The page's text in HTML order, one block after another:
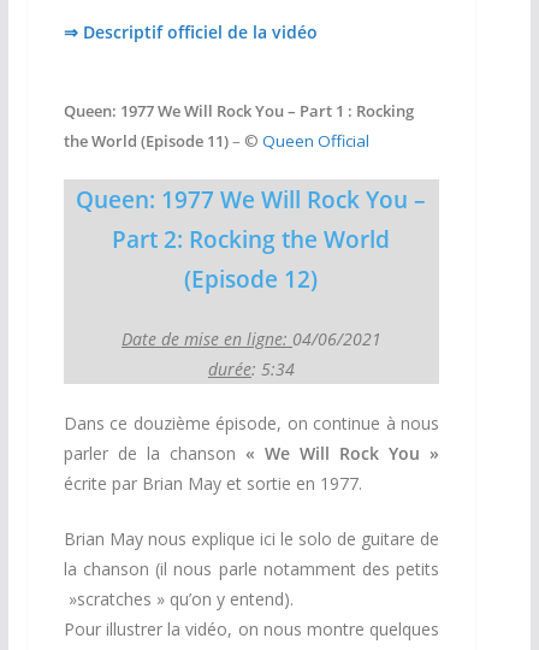
⇒ Descriptif officiel de la vidéo
Queen: 1977 We Will Rock You – Part 1 : Rocking
the World (Episode 11)– © Queen Official
Queen: 1977 We Will Rock You –
Part 2: Rocking the World
(Episode 12)
Date de mise en ligne: 04/06/2021
durée: 5:34
Dans ce douzième épisode, on continue à nous
parler de la chanson « We Will Rock You »
écrite par Brian May et sortie en 1977.
Brian May nous explique ici le solo de guitare de
la chanson (il nous parle notamment des petits
»scratches » qu’on y entend).
Pour illustrer la vidéo, on nous montre quelques